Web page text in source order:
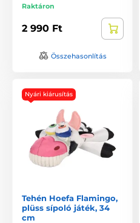
Raktáron
2 990 Ft
Összehasonlítás
Nyári kiárusítás
Tehén Hoefa Flamingo,
plüss sípoló játék, 34
cm